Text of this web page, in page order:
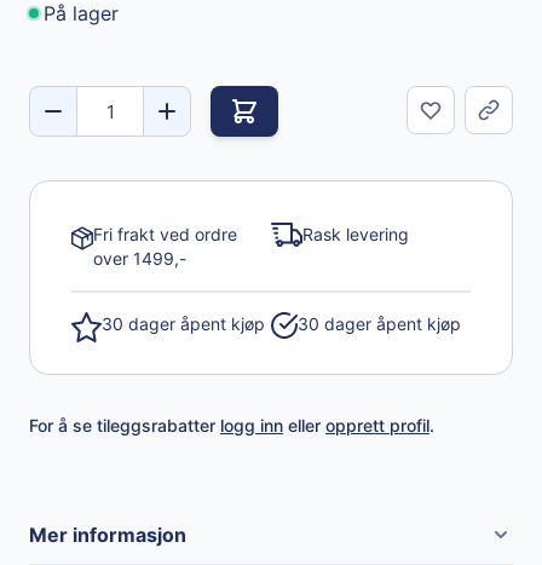
På lager
Del
Fri frakt ved ordre
over 1499,-
Rask levering
30 dager åpent kjøp 30 dager åpent kjøp
For å se tileggsrabatter logg inn eller opprett profil.
Mer informasjon